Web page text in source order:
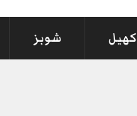
کھیل شوبز